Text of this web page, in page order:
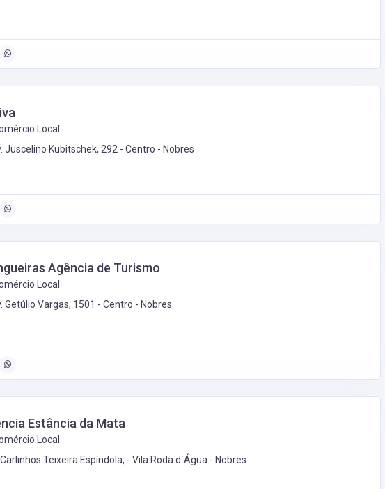
Local
Juscelino Kubitschek, 292 - Centro - Nobres
Agência de Turismo
Local
Getúlio Vargas, 1501 - Centro - Nobres
Estância da Mata
Local
Carlinhos Teixeira Espíndola, - Vila Roda d´Água - Nobres